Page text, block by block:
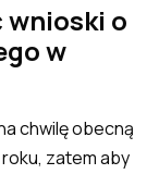
wnioski o
w
chwilę obecną
zatem aby